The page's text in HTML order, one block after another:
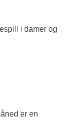
i damer og
er en